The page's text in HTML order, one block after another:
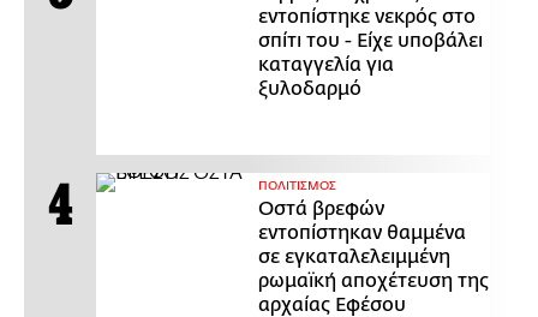
εντοπίστηκε νεκρός στο
σπίτι του - Είχε υποβάλει
καταγγελία για
ξυλοδαρμό
ΠΟΛΙΤΙΣΜΟΣ
Οστά βρεφών
εντοπίστηκαν θαμμένα
σε εγκαταλελειμμένη
ρωμαϊκή αποχέτευση της
αρχαίας Εφέσου